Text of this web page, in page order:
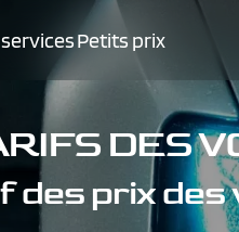
Petits prix
DES
des prix des